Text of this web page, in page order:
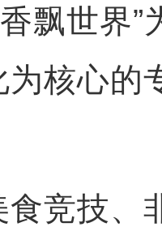
飘世界
核心的
技、